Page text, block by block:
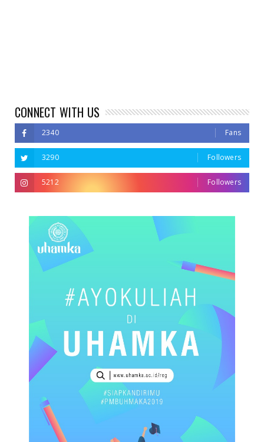
CONNECT WITH US
2340 Fans
3290 Followers
5212 Followers